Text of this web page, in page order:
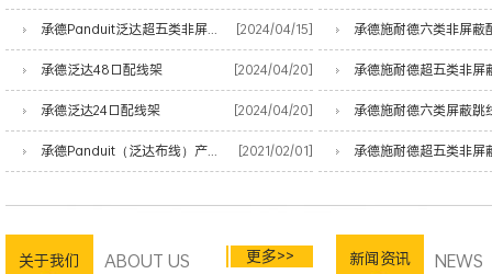
承德Panduit泛达超五类非屏蔽网线 [2024/04/15]
承德泛达48口配线架 [2024/04/20]
承德泛达24口配线架 [2024/04/20]
承德Panduit（泛达布线）产品清单 [2021/02/01]
承德施耐德六类非屏蔽
承德施耐德超五类非屏
承德施耐德六类屏蔽跳
承德施耐德超五类非屏
关于我们 ABOUT US 更多>> 新闻资讯 NEWS